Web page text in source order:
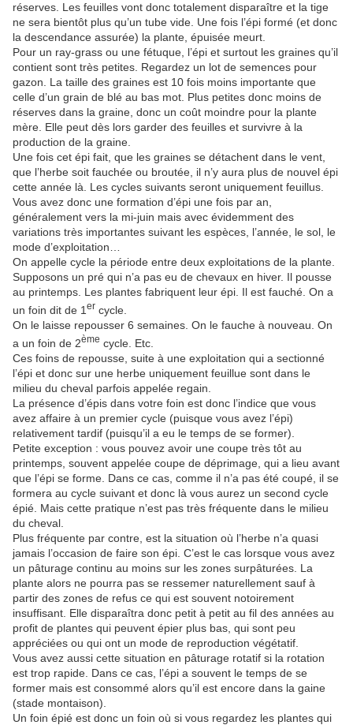
réserves. Les feuilles vont donc totalement disparaître et la tige
ne sera bientôt plus qu’un tube vide. Une fois l’épi formé (et donc
la descendance assurée) la plante, épuisée meurt.
Pour un ray-grass ou une fétuque, l’épi et surtout les graines qu’il
contient sont très petites. Regardez un lot de semences pour
gazon. La taille des graines est 10 fois moins importante que
celle d’un grain de blé au bas mot. Plus petites donc moins de
réserves dans la graine, donc un coût moindre pour la plante
mère. Elle peut dès lors garder des feuilles et survivre à la
production de la graine.
Une fois cet épi fait, que les graines se détachent dans le vent,
que l’herbe soit fauchée ou broutée, il n’y aura plus de nouvel épi
cette année là. Les cycles suivants seront uniquement feuillus.
Vous avez donc une formation d’épi une fois par an,
généralement vers la mi-juin mais avec évidemment des
variations très importantes suivant les espèces, l’année, le sol, le
mode d’exploitation…
On appelle cycle la période entre deux exploitations de la plante.
Supposons un pré qui n’a pas eu de chevaux en hiver. Il pousse
au printemps. Les plantes fabriquent leur épi. Il est fauché. On a
un foin dit de 1 er cycle.
On le laisse repousser 6 semaines. On le fauche à nouveau. On
a un foin de 2ème cycle. Etc.
Ces foins de repousse, suite à une exploitation qui a sectionné
l’épi et donc sur une herbe uniquement feuillue sont dans le
milieu du cheval parfois appelée regain.
La présence d’épis dans votre foin est donc l’indice que vous
avez affaire à un premier cycle (puisque vous avez l’épi)
relativement tardif (puisqu’il a eu le temps de se former).
Petite exception : vous pouvez avoir une coupe très tôt au
printemps, souvent appelée coupe de déprimage, qui a lieu avant
que l’épi se forme. Dans ce cas, comme il n’a pas été coupé, il se
formera au cycle suivant et donc là vous aurez un second cycle
épié. Mais cette pratique n’est pas très fréquente dans le milieu
du cheval.
Plus fréquente par contre, est la situation où l’herbe n’a quasi
jamais l’occasion de faire son épi. C’est le cas lorsque vous avez
un pâturage continu au moins sur les zones surpâturées. La
plante alors ne pourra pas se ressemer naturellement sauf à
partir des zones de refus ce qui est souvent notoirement
insuffisant. Elle disparaîtra donc petit à petit au fil des années au
profit de plantes qui peuvent épier plus bas, qui sont peu
appréciées ou qui ont un mode de reproduction végétatif.
Vous avez aussi cette situation en pâturage rotatif si la rotation
est trop rapide. Dans ce cas, l’épi a souvent le temps de se
former mais est consommé alors qu’il est encore dans la gaine
(stade montaison).
Un foin épié est donc un foin où si vous regardez les plantes qui